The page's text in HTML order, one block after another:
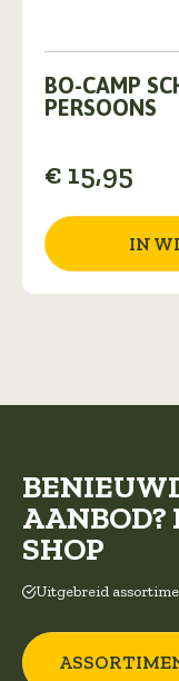
BO-CAMP
PERSOONS
€ 15,95
IN
AANBOD?
SHOP
Uitgebreid